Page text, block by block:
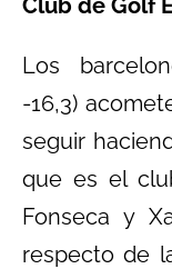
Club de Golf
Los
-16,3)
seguir
que es el
Fonseca y
respecto de